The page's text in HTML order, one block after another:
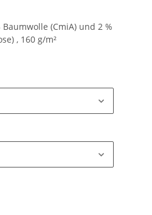
(CmiA) und 2 %
, 160 g/m²